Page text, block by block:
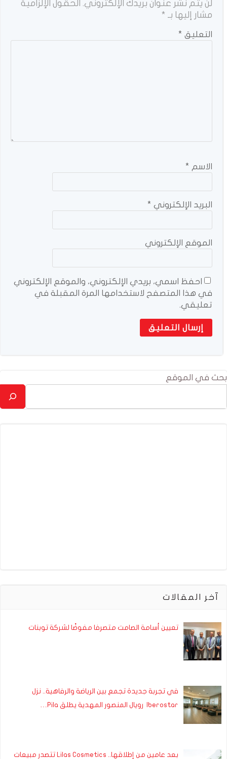
لن يتم نشر عنوان بريدك الإلكتروني. الحقول الإلزامية
مشار إليها بـ *
التعليق *
الاسم *
البريد الإلكتروني *
الموقع الإلكتروني
احفظ اسمي، بريدي الإلكتروني، والموقع الإلكتروني
في هذا المتصفح لاستخدامها المرة المقبلة في
تعليقي.
بحث في الموقع
آخر المقالات
تعيين أسامة الصامت متصرفا مفوضًا لشركة توبنات
في تجربة جديدة تجمع بين الرياضة والرفاهية.. نزل
Iberostar رويال المنصور المهدية يطلق Pila…
بعد عامين من إطلاقها.. Lilas Cosmetics تتصدر مبيعات